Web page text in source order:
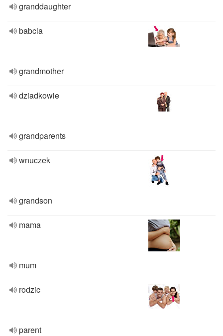
granddaughter
babcia
grandmother
dziadkowie
grandparents
wnuczek
grandson
mama
mum
rodzic
parent